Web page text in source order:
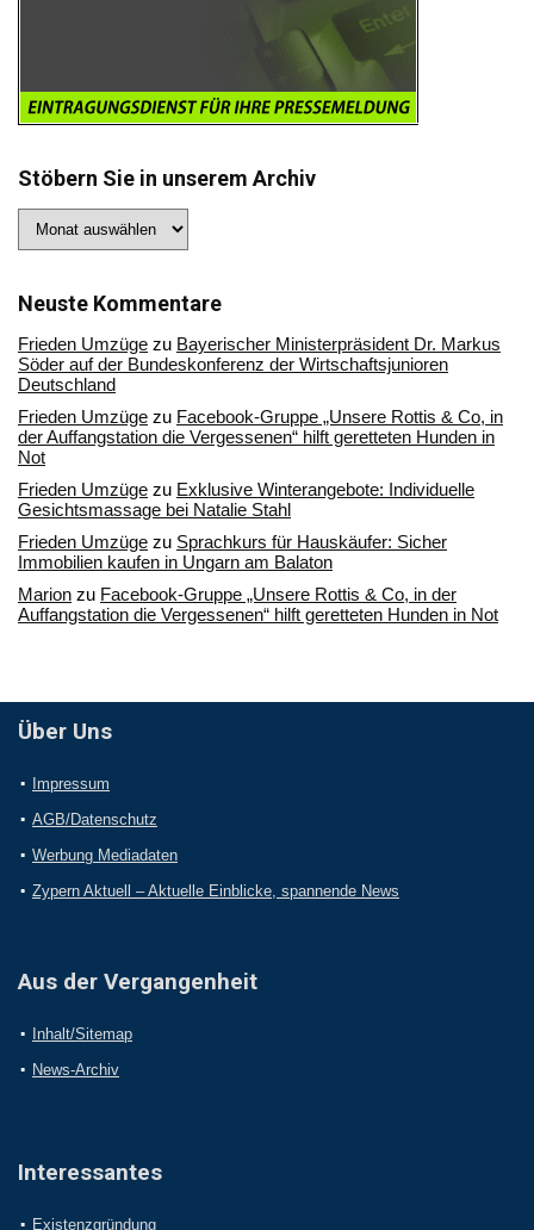
Stöbern Sie in unserem Archiv
Sie
Archiv
Neuste Kommentare
Frieden Umzüge zu Bayerischer Ministerpräsident Dr. Markus
Söder auf der Bundeskonferenz der Wirtschaftsjunioren
Deutschland
Frieden Umzüge zu Facebook-Gruppe „Unsere Rottis & Co, in
der Auffangstation die Vergessenen“ hilft geretteten Hunden in
Not
Frieden Umzüge zu Exklusive Winterangebote: Individuelle
Gesichtsmassage bei Natalie Stahl
Frieden Umzüge zu Sprachkurs für Hauskäufer: Sicher
Immobilien kaufen in Ungarn am Balaton
Marion zu Facebook-Gruppe „Unsere Rottis & Co, in der
Auffangstation die Vergessenen“ hilft geretteten Hunden in Not
Über Uns
Impressum
AGB/Datenschutz
Werbung Mediadaten
Zypern Aktuell – Aktuelle Einblicke, spannende News
Aus der Vergangenheit
Inhalt/Sitemap
News-Archiv
Interessantes
Existenzgründung